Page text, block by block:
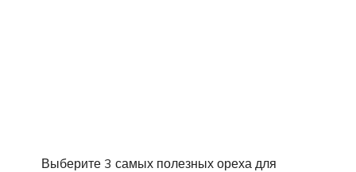
Выберите 3 самых полезных ореха для